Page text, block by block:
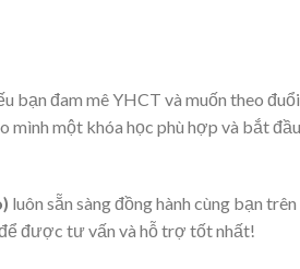
bạn đam mê YHCT và muốn theo đuổi
mình một khóa học phù hợp và bắt đầu
luôn sẵn sàng đồng hành cùng bạn trên
được tư vấn và hỗ trợ tốt nhất!